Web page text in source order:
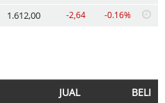
1.612,00 -2,64 -0.16%
JUAL
BELI